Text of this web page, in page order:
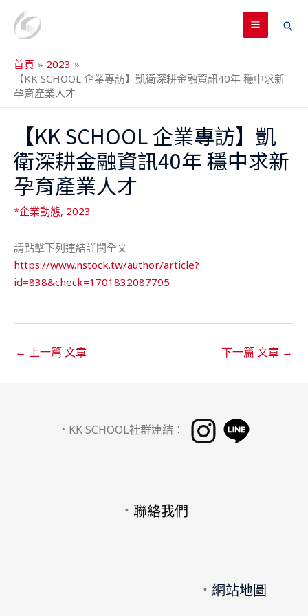
MAIN
MENU
搜
尋
首頁
2023
【KK SCHOOL 企業專訪】凱衛深耕金融資訊40年 穩中求新
孕育產業人才
【KK SCHOOL 企業專訪】凱
衛深耕金融資訊40年 穩中求新
孕育產業人才
*企業動態, 2023
請點擊下列連結詳閱全文
https://www.nstock.tw/author/article?
id=838&check=1701832087795
navigation
← 上一篇 文章 下一篇 文章 →
． KK SCHOOL社群連結：
． 聯絡我們
． 網站地圖